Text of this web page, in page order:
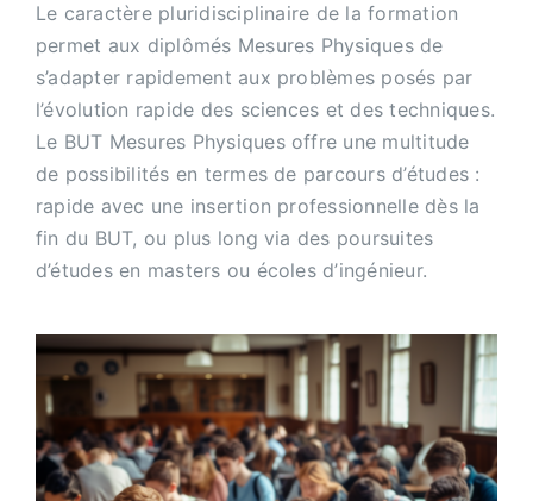
Le caractère pluridisciplinaire de la formation
permet aux diplômés Mesures Physiques de
s’adapter rapidement aux problèmes posés par
l’évolution rapide des sciences et des techniques.
Le BUT Mesures Physiques offre une multitude
de possibilités en termes de parcours d’études :
rapide avec une insertion professionnelle dès la
fin du BUT, ou plus long via des poursuites
d’études en masters ou écoles d’ingénieur.